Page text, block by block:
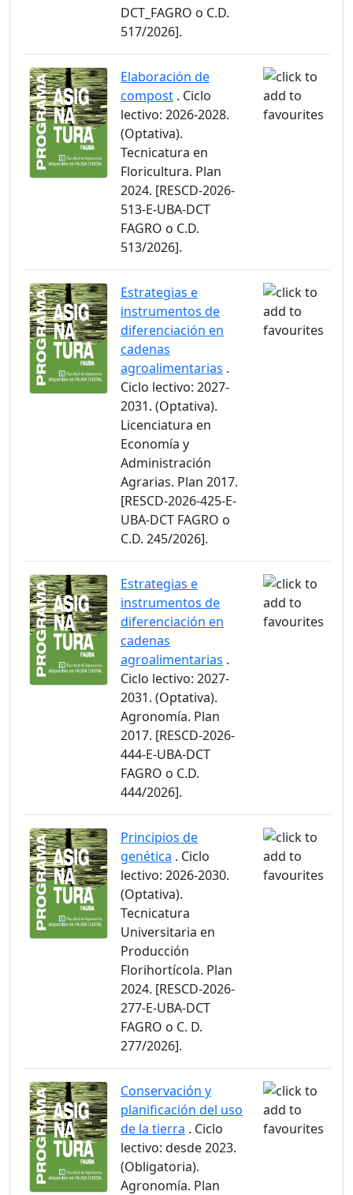
DCT_FAGRO o C.D.
517/2026].
Elaboración de
compost . Ciclo
lectivo: 2026-2028.
(Optativa).
Tecnicatura en
Floricultura. Plan
2024. [RESCD-2026-
513-E-UBA-DCT
FAGRO o C.D.
513/2026].
Estrategias e
instrumentos de
diferenciación en
cadenas
agroalimentarias .
Ciclo lectivo: 2027-
2031. (Optativa).
Licenciatura en
Economía y
Administración
Agrarias. Plan 2017.
[RESCD-2026-425-E-
UBA-DCT FAGRO o
C.D. 245/2026].
Estrategias e
instrumentos de
diferenciación en
cadenas
agroalimentarias .
Ciclo lectivo: 2027-
2031. (Optativa).
Agronomía. Plan
2017. [RESCD-2026-
444-E-UBA-DCT
FAGRO o C.D.
444/2026].
Principios de
genética . Ciclo
lectivo: 2026-2030.
(Optativa).
Tecnicatura
Universitaria en
Producción
Florihortícola. Plan
2024. [RESCD-2026-
277-E-UBA-DCT
FAGRO o C. D.
277/2026].
Conservación y
planificación del uso
de la tierra . Ciclo
lectivo: desde 2023.
(Obligatoria).
Agronomía. Plan